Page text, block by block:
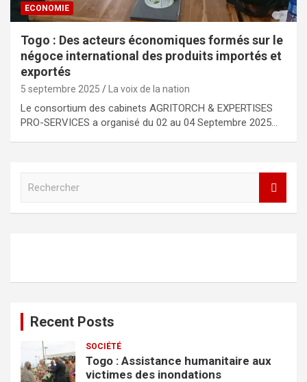
ECONOMIE
Togo : Des acteurs économiques formés sur le
négoce international des produits importés et
exportés
5 septembre 2025 La voix de la nation
Le consortium des cabinets AGRITORCH & EXPERTISES
PRO-SERVICES a organisé du 02 au 04 Septembre 2025…
h
Recent Posts
SOCIÉTÉ
Togo : Assistance humanitaire aux
victimes des inondations